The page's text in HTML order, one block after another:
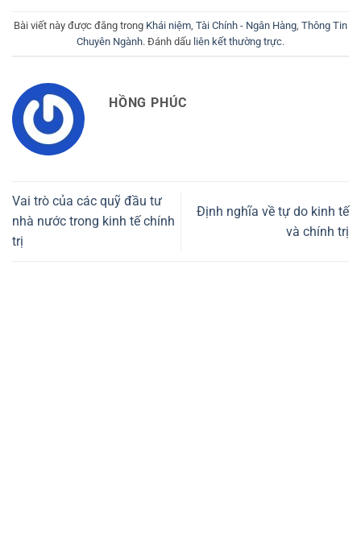
Bài viết này được đăng trong Khái niệm Tài Chính - Ngân Hàng Thông Tin
Chuyên Ngành. Đánh dấu liên kết thường trực.
HỒNG PHÚC
Vai trò của các quỹ đầu tư
nhà nước trong kinh tế chính
trị
Định nghĩa về tự do kinh tế
và chính trị